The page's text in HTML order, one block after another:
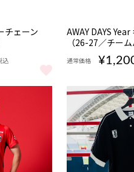
チェーン
込
チェーン（26-27／フラッグ） を
NEW
AWAY DAYS
（26-27／チーム
通常価格
AWAY DAYS